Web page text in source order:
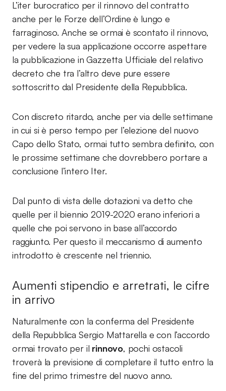
L’iter burocratico per il rinnovo del contratto
anche per le Forze dell’Ordine è lungo e
farraginoso. Anche se ormai è scontato il rinnovo,
per vedere la sua applicazione occorre aspettare
la pubblicazione in Gazzetta Ufficiale del relativo
decreto che tra l’altro deve pure essere
sottoscritto dal Presidente della Repubblica.
Con discreto ritardo, anche per via delle settimane
in cui si è perso tempo per l’elezione del nuovo
Capo dello Stato, ormai tutto sembra definito, con
le prossime settimane che dovrebbero portare a
conclusione l’intero Iter.
Dal punto di vista delle dotazioni va detto che
quelle per il biennio 2019-2020 erano inferiori a
quelle che poi servono in base all’accordo
raggiunto. Per questo il meccanismo di aumento
introdotto è crescente nel triennio.
Aumenti stipendio e arretrati, le cifre
in arrivo
Naturalmente con la conferma del Presidente
della Repubblica Sergio Mattarella e con l’accordo
ormai trovato per il rinnovo, pochi ostacoli
troverà la previsione di completare il tutto entro la
fine del primo trimestre del nuovo anno.